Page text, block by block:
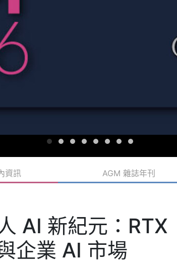
資訊 AGM 雜誌年刊
AI 新紀元：RTX
企業 AI 市場